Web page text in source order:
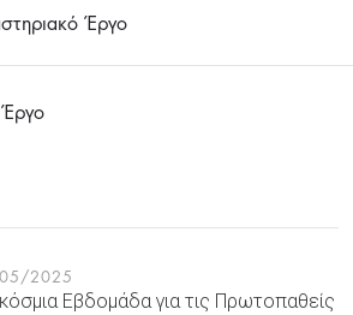
Έργο
2025
Εβδομάδα για τις Πρωτοπαθείς